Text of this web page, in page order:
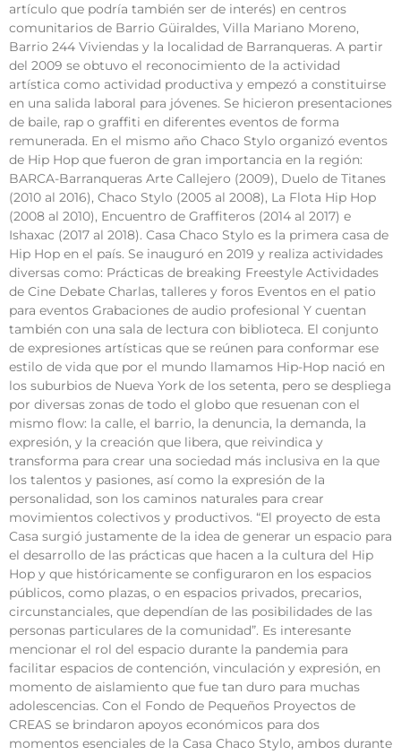
artículo que podría también ser de interés) en centros
comunitarios de Barrio Güiraldes, Villa Mariano Moreno,
Barrio 244 Viviendas y la localidad de Barranqueras. A partir
del 2009 se obtuvo el reconocimiento de la actividad
artística como actividad productiva y empezó a constituirse
en una salida laboral para jóvenes. Se hicieron presentaciones
de baile, rap o graffiti en diferentes eventos de forma
remunerada. En el mismo año Chaco Stylo organizó eventos
de Hip Hop que fueron de gran importancia en la región:
BARCA-Barranqueras Arte Callejero (2009), Duelo de Titanes
(2010 al 2016), Chaco Stylo (2005 al 2008), La Flota Hip Hop
(2008 al 2010), Encuentro de Graffiteros (2014 al 2017) e
Ishaxac (2017 al 2018). Casa Chaco Stylo es la primera casa de
Hip Hop en el país. Se inauguró en 2019 y realiza actividades
diversas como: Prácticas de breaking Freestyle Actividades
de Cine Debate Charlas, talleres y foros Eventos en el patio
para eventos Grabaciones de audio profesional Y cuentan
también con una sala de lectura con biblioteca. El conjunto
de expresiones artísticas que se reúnen para conformar ese
estilo de vida que por el mundo llamamos Hip-Hop nació en
los suburbios de Nueva York de los setenta, pero se despliega
por diversas zonas de todo el globo que resuenan con el
mismo flow: la calle, el barrio, la denuncia, la demanda, la
expresión, y la creación que libera, que reivindica y
transforma para crear una sociedad más inclusiva en la que
los talentos y pasiones, así como la expresión de la
personalidad, son los caminos naturales para crear
movimientos colectivos y productivos. “El proyecto de esta
Casa surgió justamente de la idea de generar un espacio para
el desarrollo de las prácticas que hacen a la cultura del Hip
Hop y que históricamente se configuraron en los espacios
públicos, como plazas, o en espacios privados, precarios,
circunstanciales, que dependían de las posibilidades de las
personas particulares de la comunidad”. Es interesante
mencionar el rol del espacio durante la pandemia para
facilitar espacios de contención, vinculación y expresión, en
momento de aislamiento que fue tan duro para muchas
adolescencias. Con el Fondo de Pequeños Proyectos de
CREAS se brindaron apoyos económicos para dos
momentos esenciales de la Casa Chaco Stylo, ambos durante